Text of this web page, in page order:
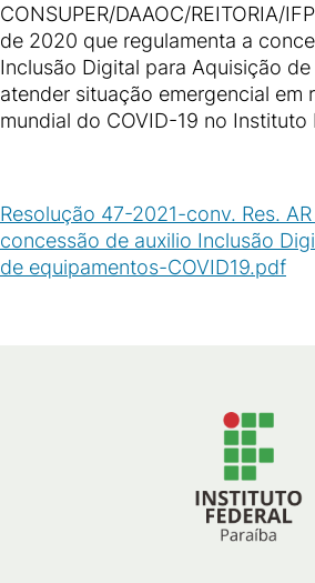
CONSUPER/DAAOC/REITORIA/
de 2020 que regulamenta a
Inclusão Digital para Aquisição
atender situação emergencial em
mundial do COVID-19 no Instituto
Resolução 47-2021-conv. Res.
concessão de auxilio Inclusão
de equipamentos-COVID19.pdf